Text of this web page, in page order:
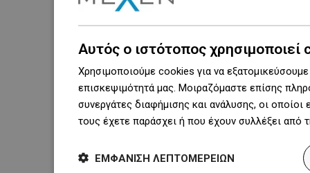
Αυτός ο ιστότοπος χρησιμοποιεί
Χρησιμοποιούμε cookies για να
επισκεψιμότητά μας. Μοιραζόμαστε επίσης
συνεργάτες διαφήμισης και ανάλυσης, οι
τους έχετε παράσχει ή που έχουν συλλέξει
ΕΜΦΆΝΙΣΗ ΛΕΠΤΟΜΕΡΕΙΏΝ